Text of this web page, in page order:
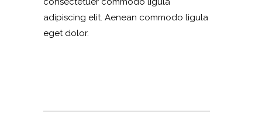
adipiscing elit. Aenean commodo ligula
eget dolor.